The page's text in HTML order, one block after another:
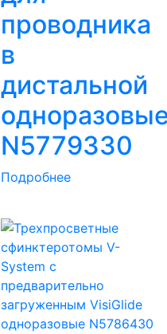
проводника
в
дистальной
N5779330
Подробнее